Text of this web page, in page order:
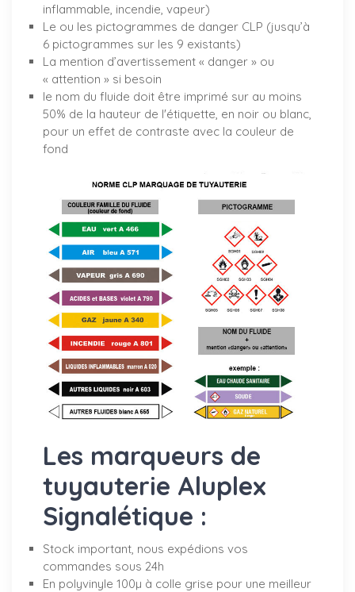
inflammable, incendie, vapeur)
Le ou les pictogrammes de danger CLP (jusqu’à
6 pictogrammes sur les 9 existants)
La mention d’avertissement « danger » ou
« attention » si besoin
le nom du fluide doit être imprimé sur au moins
50% de la hauteur de l'étiquette, en noir ou blanc,
pour un effet de contraste avec la couleur de
fond
Les marqueurs de
tuyauterie Aluplex
Signalétique :
Stock important, nous expédions vos
commandes sous 24h
En polyvinyle 100µ à colle grise pour une meilleur